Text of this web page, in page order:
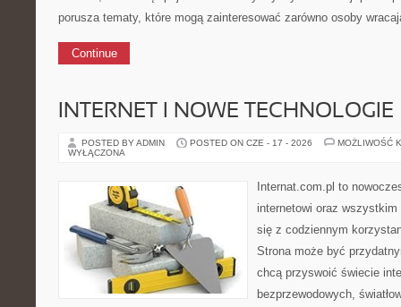
porusza tematy, które mogą zainteresować zarówno osoby
Continue
INTERNET I NOWE TECHNOLOGIE
POSTED BY ADMIN POSTED ON CZE - 17 - 2026
MOŻLIWOŚĆ
WYŁĄCZONA
Internat.com.pl to
internetowi oraz
się z codziennym
Strona może być
chcą przyswoić świecie
bezprzewodowych,